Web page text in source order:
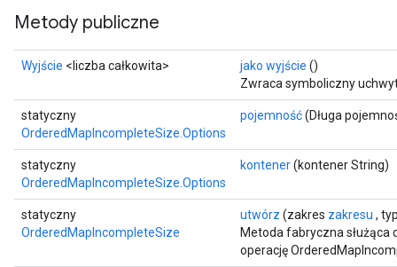
Metody publiczne
Wyjście <liczba całkowita> jako wyjście ()
Zwraca symboliczny
statyczny
OrderedMapIncompleteSize.Options
pojemność(Długa
statyczny
OrderedMapIncompleteSize.Options
kontener(kontener String)
statyczny
OrderedMapIncompleteSize
utwórz (zakres zakresu ,
Metoda fabryczna
operację